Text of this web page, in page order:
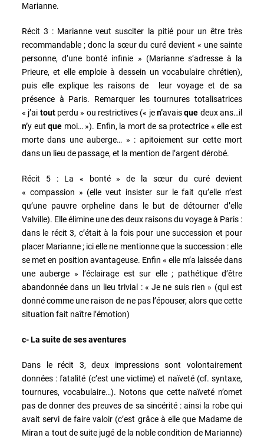
Marianne.
Récit 3 : Marianne veut susciter la pitié pour un être très
recommandable ; donc la sœur du curé devient « une sainte
personne, d’une bonté infinie » (Marianne s’adresse à la
Prieure, et elle emploie à dessein un vocabulaire chrétien),
puis elle explique les raisons de leur voyage et de sa
présence à Paris. Remarquer les tournures totalisatrices
« j’ai toutperdu » ou restrictives (« jen’avaisque deux ans…il
n’y eutque moi… »). Enfin, la mort de sa protectrice « elle est
morte dans une auberge… » : apitoiement sur cette mort
dans un lieu de passage, et la mention de l’argent dérobé.
Récit 5 : La « bonté » de la sœur du curé devient
« compassion » (elle veut insister sur le fait qu’elle n’est
qu’une pauvre orpheline dans le but de détourner d’elle
Valville). Elle élimine une des deux raisons du voyage à Paris :
dans le récit 3, c’était à la fois pour une succession et pour
placer Marianne ; ici elle ne mentionne que la succession : elle
se met en position avantageuse. Enfin « elle m’a laissée dans
une auberge » l’éclairage est sur elle ; pathétique d’être
abandonnée dans un lieu trivial : « Je ne suis rien » (qui est
donné comme une raison de ne pas l’épouser, alors que cette
situation fait naître l’émotion)
c- La suite de ses aventures
Dans le récit 3, deux impressions sont volontairement
données : fatalité (c’est une victime) et naïveté (cf. syntaxe,
tournures, vocabulaire…). Notons que cette naïveté n’omet
pas de donner des preuves de sa sincérité : ainsi la robe qui
avait servi de faire valoir (c’est grâce à elle que Madame de
Miran a tout de suite jugé de la noble condition de Marianne)